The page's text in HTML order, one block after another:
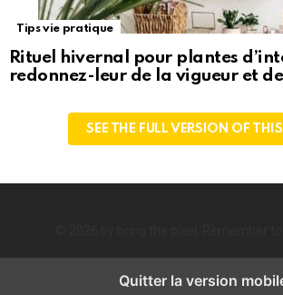
Tips vie pratique
Rituel hivernal pour plantes
redonnez-leur de la vigueur et
SEE THE FULL VERSION OF
Quitter la version